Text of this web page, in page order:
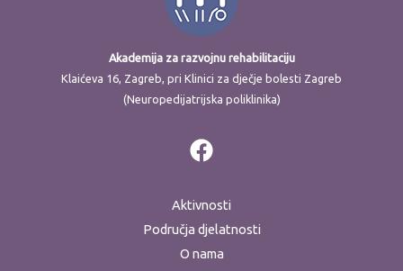
Akademija za razvojnu rehabilitaciju
Klaićeva 16, Zagreb, pri Klinici za dječje bolesti Zagreb
(Neuropedijatrijska poliklinika)
Aktivnosti
Područja djelatnosti
O nama